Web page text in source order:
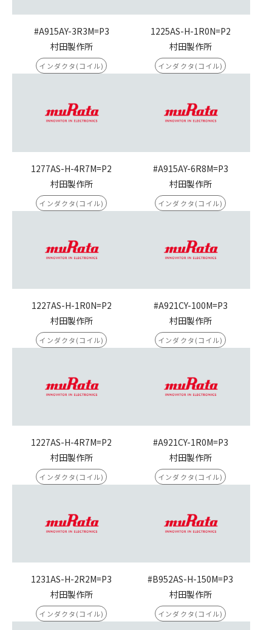
#A915AY-3R3M=P3
村田製作所
インダクタ(コイル)
1225AS-H-1R0N=P2
村田製作所
インダクタ(コイル)
1277AS-H-4R7M=P2
村田製作所
インダクタ(コイル)
#A915AY-6R8M=P3
村田製作所
インダクタ(コイル)
1227AS-H-1R0N=P2
村田製作所
インダクタ(コイル)
#A921CY-100M=P3
村田製作所
インダクタ(コイル)
1227AS-H-4R7M=P2
村田製作所
インダクタ(コイル)
#A921CY-1R0M=P3
村田製作所
インダクタ(コイル)
1231AS-H-2R2M=P3
村田製作所
インダクタ(コイル)
#B952AS-H-150M=P3
村田製作所
インダクタ(コイル)